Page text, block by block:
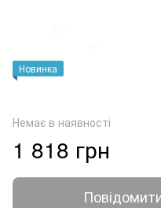
Новинка
Немає в наявності
1 818 грн